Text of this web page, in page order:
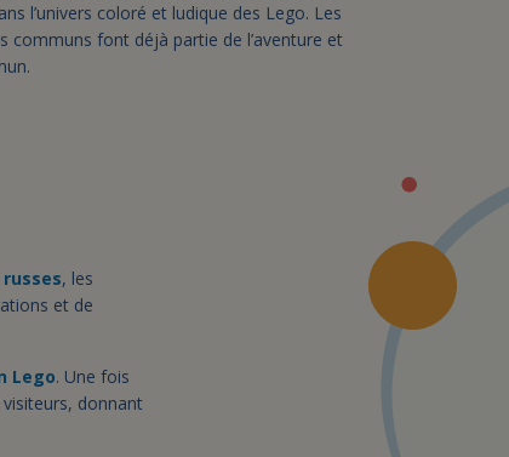
l’univers coloré et ludique des Lego. Les
communs font déjà partie de l’aventure et
, les
et de
Lego. Une fois
donnant